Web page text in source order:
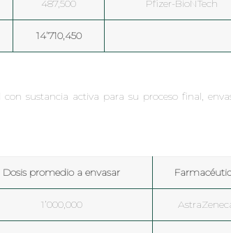
487,500 Pfizer-BioNTech
14’710,450
sustancia activa para su proceso final,
Dosis promedio a envasar
1’000,000